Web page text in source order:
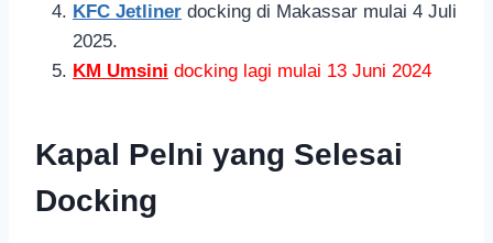
KFC Jetliner docking di Makassar mulai 4 Juli
2025.
KM Umsini docking lagi mulai 13 Juni 2024
Kapal Pelni yang Selesai
Docking